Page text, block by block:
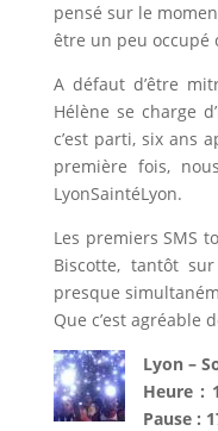
pensé sur le
être un peu occupé
A défaut d’être
Hélène se charge
c’est parti, six ans
première fois,
LyonSaintéLyon.
Les premiers SMS
Biscotte, tantôt
presque
Que c’est agréable
Lyon –
Heure :
Pause :